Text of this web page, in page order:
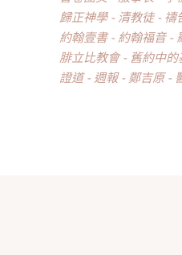
歸正神學
清教徒 禱
約翰壹書
約翰福音
腓立比教會
舊約中的
證道
週報 鄭吉原